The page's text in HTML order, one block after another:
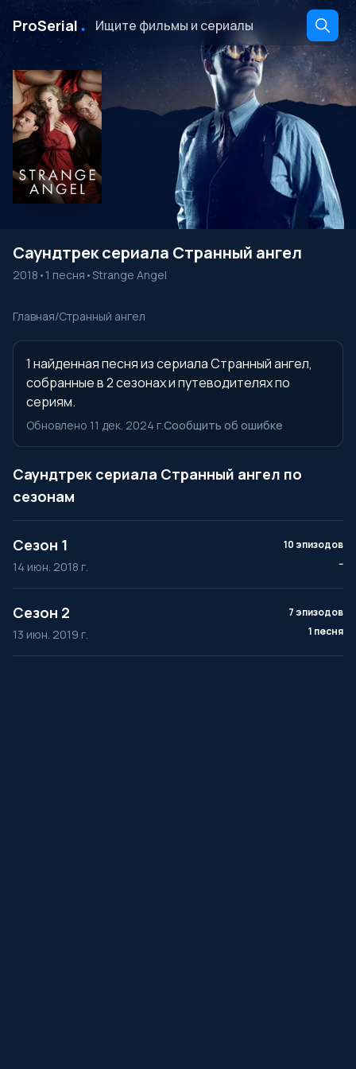
ProSerial ․
Саундтрек сериала Странный ангел
2018 • 1 песня •Strange Angel
Главная/Странный ангел
1 найденная песня из сериала Странный ангел,
собранные в 2 сезонах и путеводителях по
сериям.
Обновлено 11 дек. 2024 г.Сообщить об ошибке
Саундтрек сериала Странный ангел по
сезонам
Сезон 1
14 июн. 2018 г.
10 эпизодов
--
Сезон 2
13 июн. 2019 г.
7 эпизодов
1 песня